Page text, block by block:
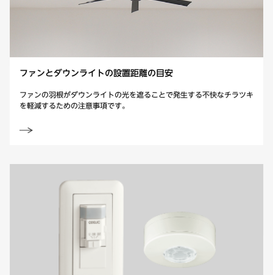
ファンとダウンライト の設置距離の目安
ファンの羽根がダウンライトの光を遮ることで発生する不快なチラツキ
を軽減するための注意事項です。